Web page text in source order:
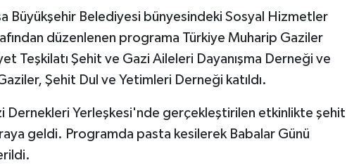
Büyükşehir Belediyesi bünyesindeki Sosyal Hizmetler
düzenlenen programa Türkiye Muharip Gaziler
Teşkilatı Şehit ve Gazi Aileleri Dayanışma Derneği ve
Şehit Dul ve Yetimleri Derneği katıldı.
Dernekleri Yerleşkesi'nde gerçekleştirilen etkinlikte şehit
geldi. Programda pasta kesilerek Babalar Günü